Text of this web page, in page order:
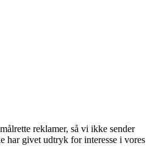
reklamer, så vi ikke sender
har givet udtryk for interesse i vores